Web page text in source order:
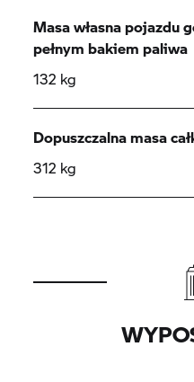
Masa własna pojazdu
pełnym bakiem paliwa
132 kg
Dopuszczalna masa
312 kg